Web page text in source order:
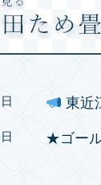
東近
★ゴー